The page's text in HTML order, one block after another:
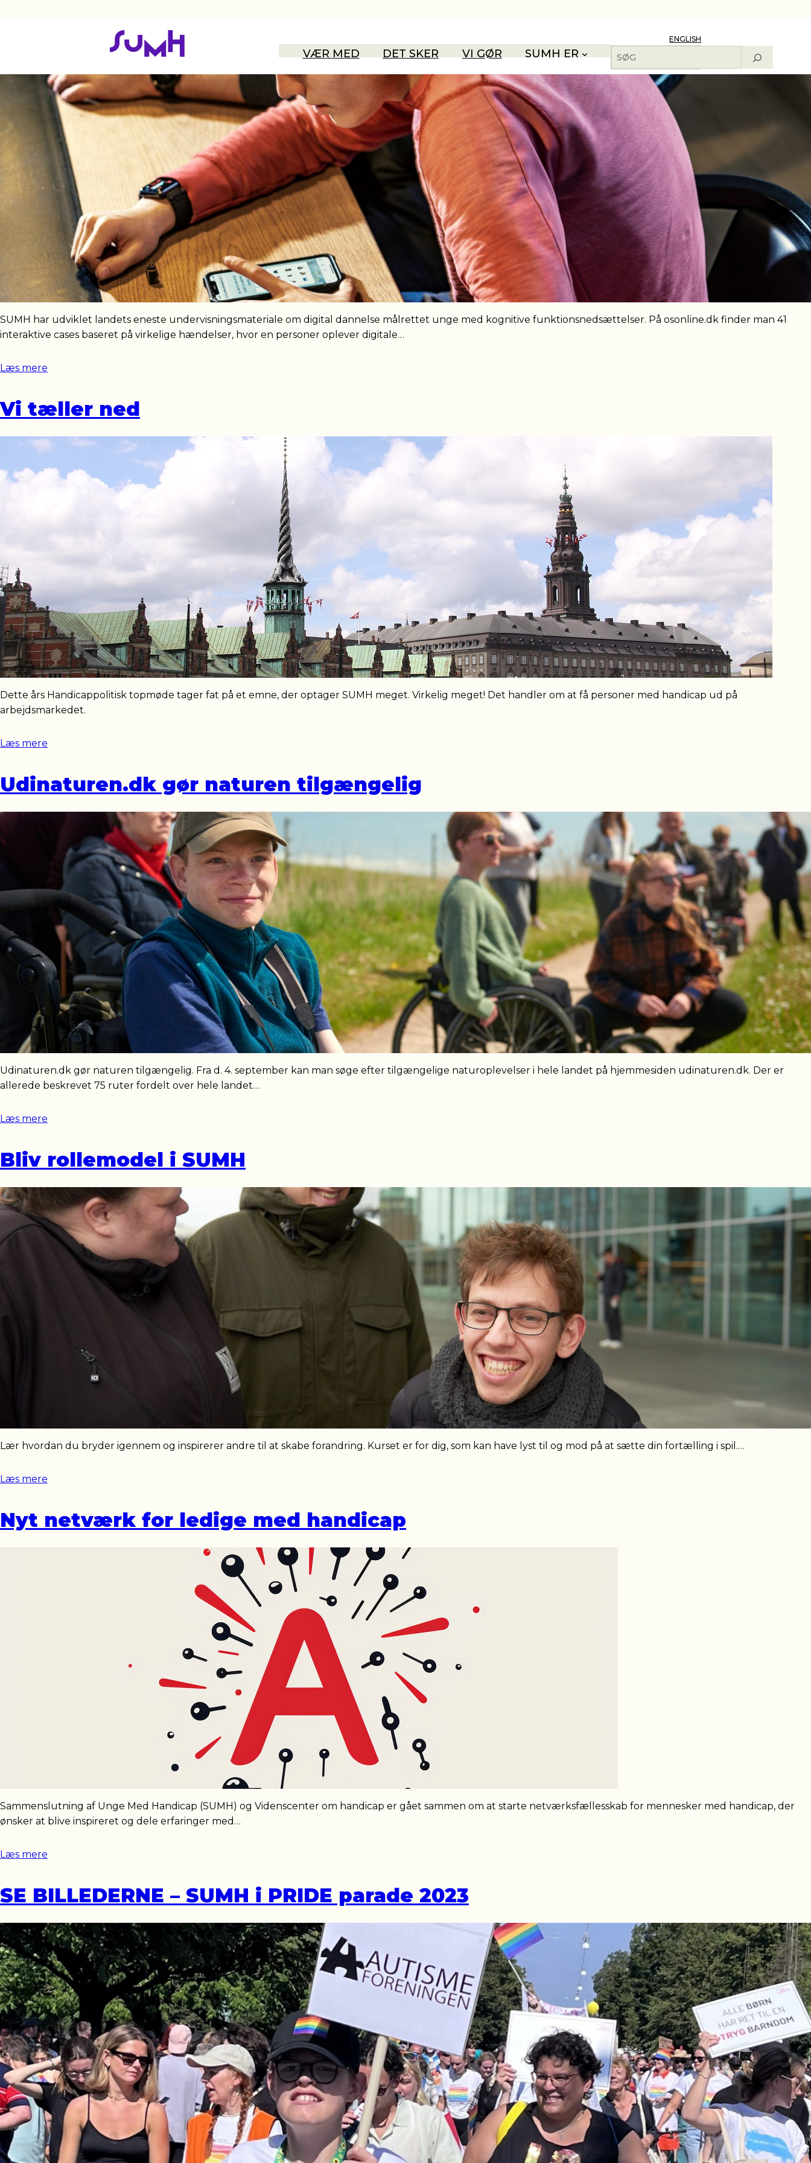
VÆR MED DET SKER VI GØR SUMH ER
ENGLISH
Søg
Gør unge trygge online
SUMH har udviklet landets eneste undervisningsmateriale om digital dannelse målrettet unge med kognitive funktionsnedsættelser. På osonline.dk finder man 41
interaktive cases baseret på virkelige hændelser, hvor en personer oplever digitale…
Læs mere
Vi tæller ned
Dette års Handicappolitisk topmøde tager fat på et emne, der optager SUMH meget. Virkelig meget! Det handler om at få personer med handicap ud på
arbejdsmarkedet.
Læs mere
Udinaturen.dk gør naturen tilgængelig
Udinaturen.dk gør naturen tilgængelig. Fra d. 4. september kan man søge efter tilgængelige naturoplevelser i hele landet på hjemmesiden udinaturen.dk. Der er
allerede beskrevet 75 ruter fordelt over hele landet…
Læs mere
Bliv rollemodel i SUMH
Lær hvordan du bryder igennem og inspirerer andre til at skabe forandring. Kurset er for dig, som kan have lyst til og mod på at sætte din fortælling i spil.…
Læs mere
Nyt netværk for ledige med handicap
Sammenslutning af Unge Med Handicap (SUMH) og Videnscenter om handicap er gået sammen om at starte netværksfællesskab for mennesker med handicap, der
ønsker at blive inspireret og dele erfaringer med…
Læs mere
SE BILLEDERNE – SUMH i PRIDE parade 2023